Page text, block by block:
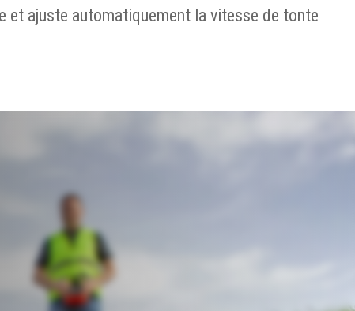
et ajuste automatiquement la vitesse de tonte